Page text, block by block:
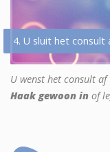
4. U sluit het consult
U wenst het consult af
Haak gewoon in of